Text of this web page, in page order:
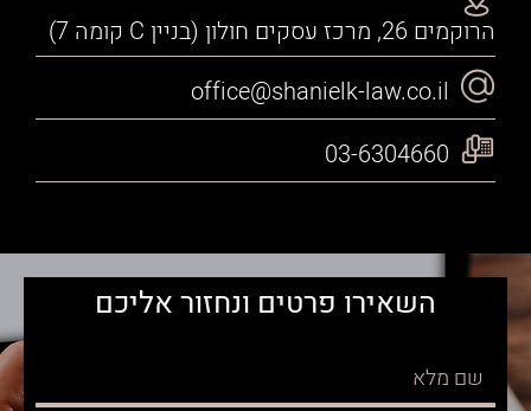
הרוקמים 26, מרכז עסקים חולון (בניין C קומה 7)
office@shanielk-law.co.il
03-6304660
השאירו פרטים ונחזור אליכם